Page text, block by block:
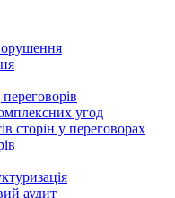
угод
сторін у переговорах
аудит